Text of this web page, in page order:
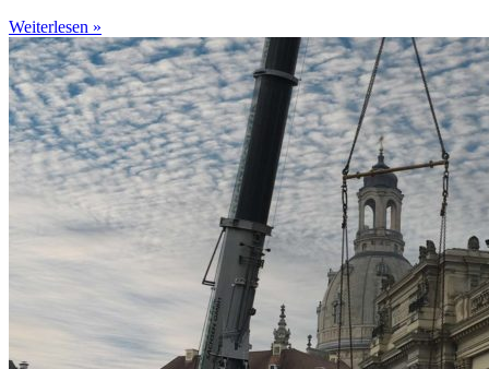
Weiterlesen »